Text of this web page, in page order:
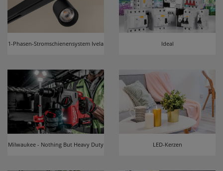
1-Phasen-Stromschienensystem Ivela Ideal
Milwaukee - Nothing But Heavy Duty LED-Kerzen